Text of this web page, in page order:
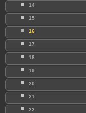
14
15
16
17
18
19
20
21
22